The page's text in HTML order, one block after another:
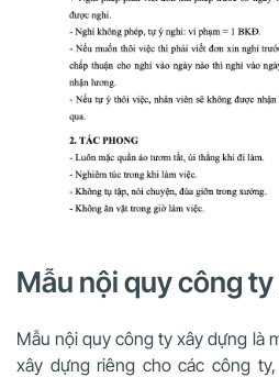
Mẫu nội quy công
Mẫu nội quy công ty xây dựng là
xây dựng riêng cho các công